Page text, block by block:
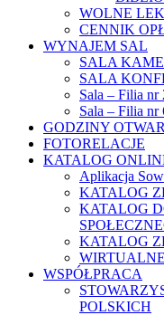
WOLNE
CENNIK
WYNAJEM SAL
SALA
SALA
Sala – Filia nr
Sala – Filia nr
GODZINY
FOTORELACJE
KATALOG
Aplikacja
KATALOG
KATALOG
KATALOG
WSPÓŁPRACA
POLSKICH